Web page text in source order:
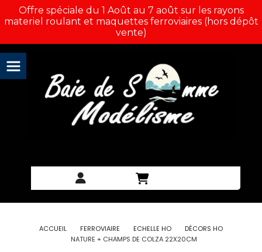
Offre spéciale du 1 Août au 7 août sur les rayons
materiel roulant et maquettes ferroviaires (hors dépôt
vente)
ACCUEIL FERROVIAIRE ECHELLE HO
DÉCORS HO
NATURE + CHAMPS DE COLZA 22X20CM
Panneau de gestion des cookies